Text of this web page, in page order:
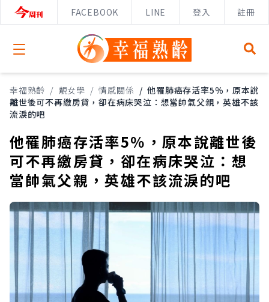
FACEBOOK LINE 登入 註冊
Open menu
幸福熟齡 / 靚女學 / 情感關係 / 他罹肺癌存活率5％，原本說
離世後可不再繳房貸，卻在病床哭泣：想當帥氣父親，英雄不該
流淚的吧
他罹肺癌存活率5％，原本說離世後
可不再繳房貸，卻在病床哭泣：想
當帥氣父親，英雄不該流淚的吧